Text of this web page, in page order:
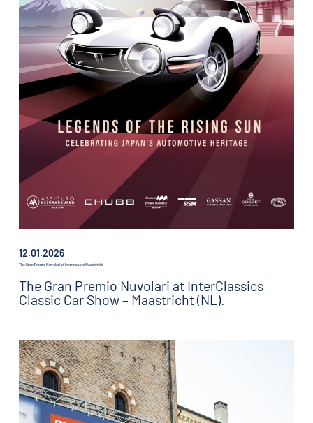
12.01.2026
The Gran Premio Nuvolari at Interclassic Maastricht
The Gran Premio Nuvolari at InterClassics
Classic Car Show – Maastricht (NL).